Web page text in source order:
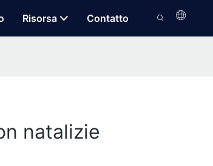
Risorsa Contatto
natalizie